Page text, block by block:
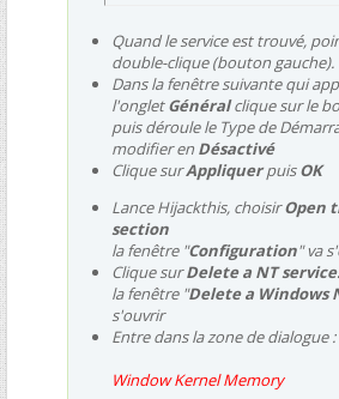
Quand le service est trouvé,
double-clique (bouton gauche).
Dans la fenêtre suivante qui
l'ongletGénéralclique sur le
puis déroule le Type de
modifier en Désactivé
Clique surAppliquerpuisOK
Lance Hijackthis, choisirOpen
section
la fenêtre "Configuration" va
Clique surDelete a NT
la fenêtre "Delete a Windows
s'ouvrir
Entre dans la zone de dialogue :
Window Kernel Memory